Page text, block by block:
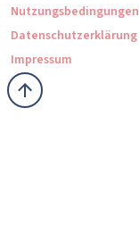
Nutzungsbedingungen
Datenschutzerklärung
Impressum